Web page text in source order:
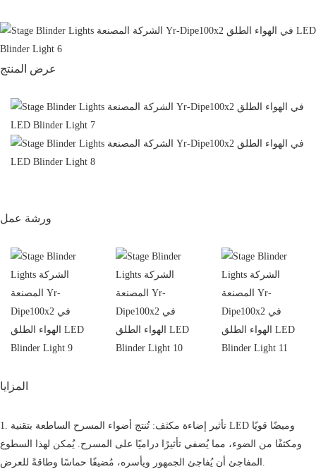
عرض المنتج
ورشة عمل
المزايا
1. تأثير إضاءة مكثف: تُنتج أضواء المسرح الساطعة بتقنية LED وميضًا قويًا
ومكثفًا من الضوء، مما يُضفي تأثيرًا دراميًا على المسرح. يُمكن لهذا السطوع